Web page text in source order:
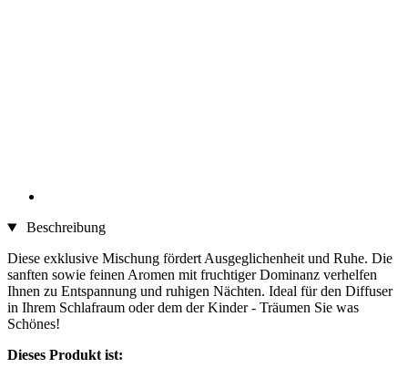
Beschreibung
Diese exklusive Mischung fördert Ausgeglichenheit und Ruhe. Die
sanften sowie feinen Aromen mit fruchtiger Dominanz verhelfen
Ihnen zu Entspannung und ruhigen Nächten. Ideal für den Diffuser
in Ihrem Schlafraum oder dem der Kinder - Träumen Sie was
Schönes!
Dieses Produkt ist: